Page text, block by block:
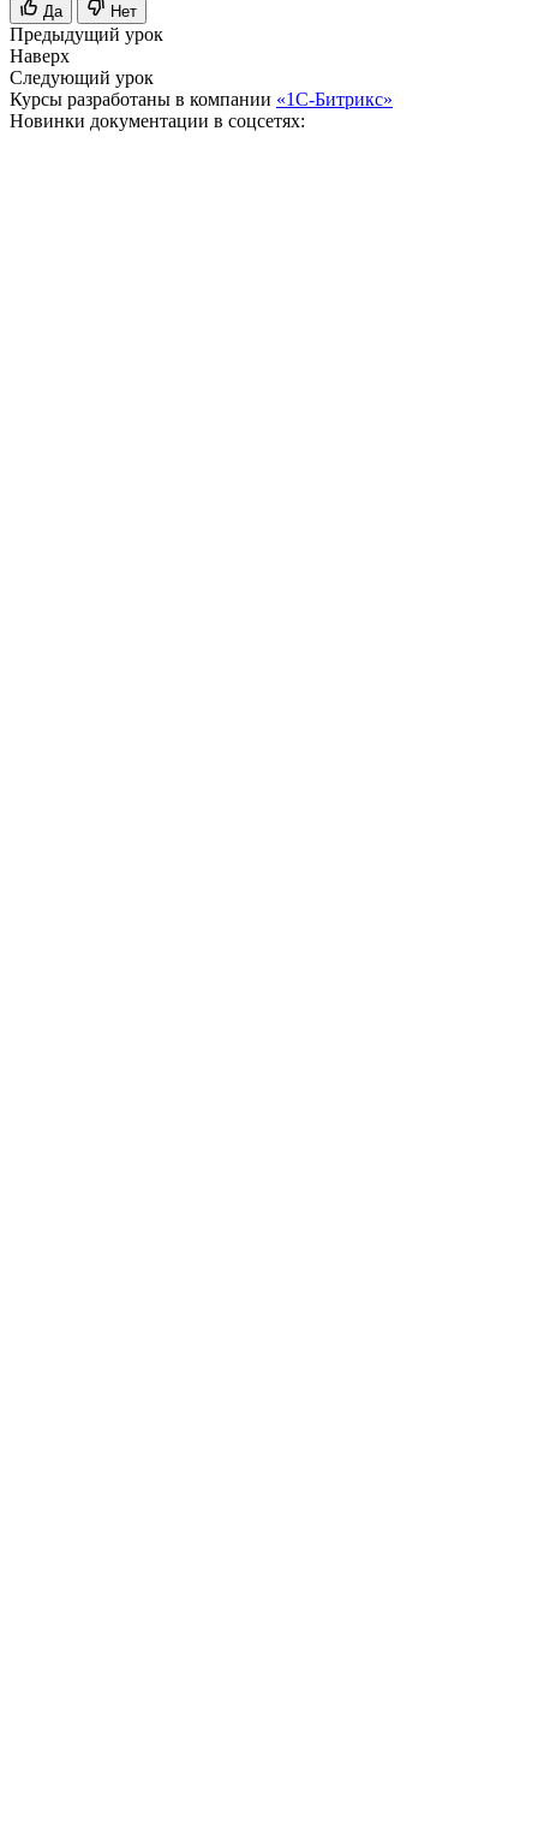
Да Нет
Предыдущий урок
Наверх
Следующий урок
Курсы разработаны в компании «1С-Битрикс»
Новинки документации в соцсетях: